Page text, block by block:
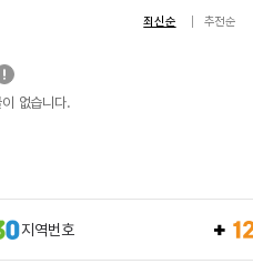
최신순 추천순
없습니다.
지역번호